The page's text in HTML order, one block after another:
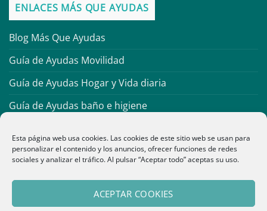
Esta página web usa cookies. Las cookies de este sitio web se usan para
personalizar el contenido y los anuncios, ofrecer funciones de redes
sociales y analizar el tráfico. Al pulsar “Aceptar todo” aceptas su uso.
ACEPTAR COOKIES
ENLACES MÁS QUE AYUDAS
Blog Más Que Ayudas
Guía de Ayudas Movilidad
Guía de Ayudas Hogar y Vida diaria
Guía de Ayudas baño e higiene
Guía de Ortopedia infantil
Guía Protección COVID-19